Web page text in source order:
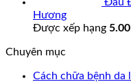
Hương
Được xếp hạng 5.00
Chuyên mục
Cách chữa bệnh da